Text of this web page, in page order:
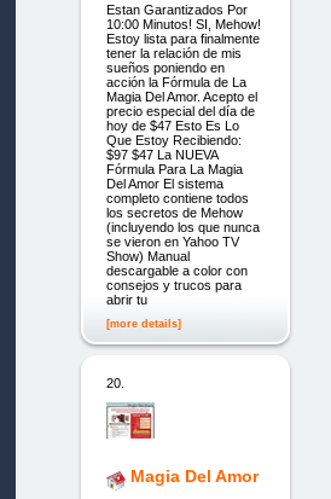
Estan Garantizados Por
10:00 Minutos! SI, Mehow!
Estoy lista para finalmente
tener la relación de mis
sueños poniendo en
acción la Fórmula de La
Magia Del Amor. Acepto el
precio especial del día de
hoy de $47 Esto Es Lo
Que Estoy Recibiendo:
$97 $47 La NUEVA
Fórmula Para La Magia
Del Amor El sistema
completo contiene todos
los secretos de Mehow
(incluyendo los que nunca
se vieron en Yahoo TV
Show) Manual
descargable a color con
consejos y trucos para
abrir tu
[more details]
20.
Magia Del Amor